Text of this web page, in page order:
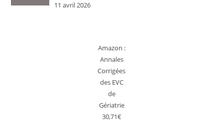
11 avril 2026
Amazon :
Annales
Corrigées
des EVC
de
Gériatrie
30,71€